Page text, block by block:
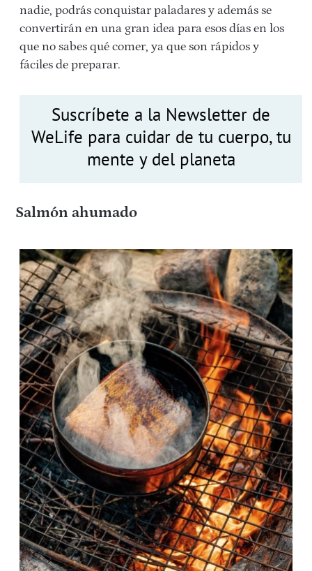
nadie, podrás conquistar paladares y además se
convertirán en una gran idea para esos días en los
que no sabes qué comer, ya que son rápidos y
fáciles de preparar.
Suscríbete a la Newsletter de
WeLife para cuidar de tu cuerpo, tu
mente y del planeta
Salmón ahumado